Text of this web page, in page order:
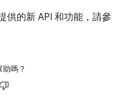
供的新 API 和功能，請參
嗎？